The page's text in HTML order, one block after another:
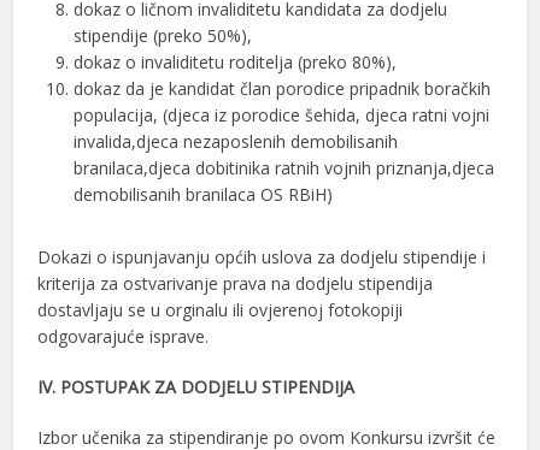
dokaz o ličnom invaliditetu kandidata za dodjelu
stipendije (preko 50%),
dokaz o invaliditetu roditelja (preko 80%),
dokaz da je kandidat član porodice pripadnik boračkih
populacija, (djeca iz porodice šehida, djeca ratni vojni
invalida,djeca nezaposlenih demobilisanih
branilaca,djeca dobitinika ratnih vojnih priznanja,djeca
demobilisanih branilaca OS RBiH)
Dokazi o ispunjavanju općih uslova za dodjelu stipendije i
kriterija za ostvarivanje prava na dodjelu stipendija
dostavljaju se u orginalu ili ovjerenoj fotokopiji
odgovarajuće isprave.
IV. POSTUPAK ZA DODJELU STIPENDIJA
Izbor učenika za stipendiranje po ovom Konkursu izvršit će